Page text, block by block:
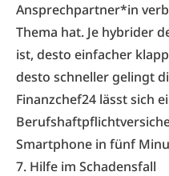
Ansprechpartner*in
Thema hat. Je hybrider
ist, desto einfacher
desto schneller gelingt
Finanzchef24 lässt sich
Smartphone in fünf
7. Hilfe im Schadensfall